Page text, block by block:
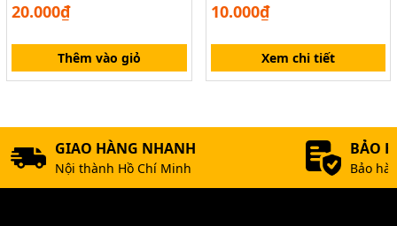
20.000₫
Thêm vào giỏ
150mm 170mm
10.000₫
Xem chi tiết
GIAO HÀNG NHANH
Nội thành Hồ Chí Minh
BẢO
Bảo